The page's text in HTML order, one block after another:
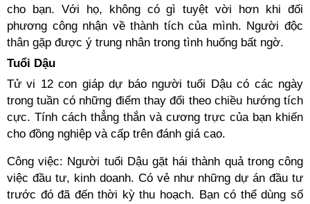
cho bạn. Với họ, không có gì tuyệt vời hơn khi đối
phương công nhận về thành tích của mình. Người độc
thân gặp được ý trung nhân trong tình huống bất ngờ.
Tuổi Dậu
Tử vi 12 con giáp dự báo người tuổi Dậu có các ngày
trong tuần có những điểm thay đổi theo chiều hướng tích
cực. Tính cách thẳng thắn và cương trực của bạn khiến
cho đồng nghiệp và cấp trên đánh giá cao.
Công việc: Người tuổi Dậu gặt hái thành quả trong công
việc đầu tư, kinh doanh. Có vẻ như những dự án đầu tư
trước đó đã đến thời kỳ thu hoạch. Bạn có thể dùng số